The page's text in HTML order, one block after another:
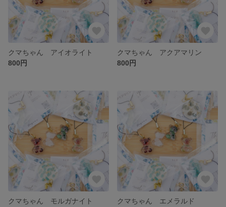
クマちゃん アイオライト
800円
クマちゃん アクアマリン
800円
クマちゃん モルガナイト
クマちゃん エメラルド